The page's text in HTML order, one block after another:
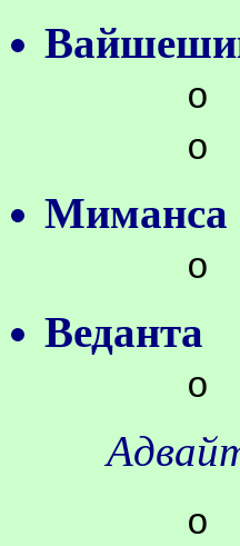
o
o
Миманса
o
Веданта
o
o